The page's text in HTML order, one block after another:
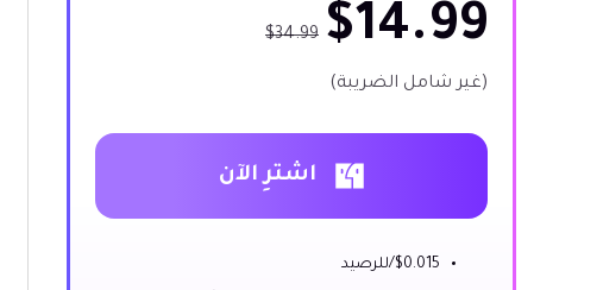
$14.99
$34.99
(غير شامل الضريبة)
اشترِ الآن
$0.015/للرصيد